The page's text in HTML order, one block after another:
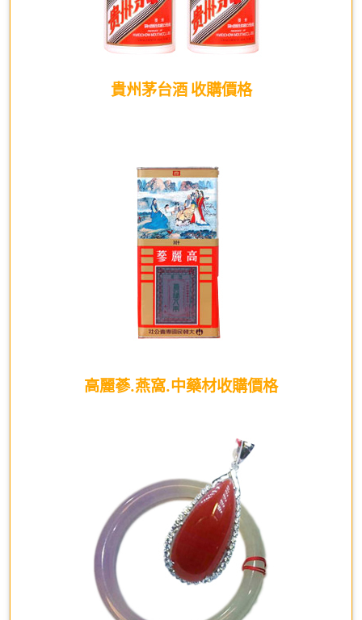
貴州茅台酒 收購價格
高麗蔘.燕窩.中藥材收購價格